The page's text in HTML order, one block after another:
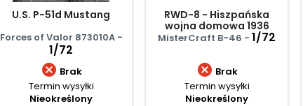
U.S. P-51d Mustang
Forces of Valor 873010A -
1/72
 Brak
Termin wysyłki
Nieokreślony
RWD-8 - Hiszpańska
wojna domowa 1936
MisterCraft B-46 - 1/72
 Brak
Termin wysyłki
Nieokreślony